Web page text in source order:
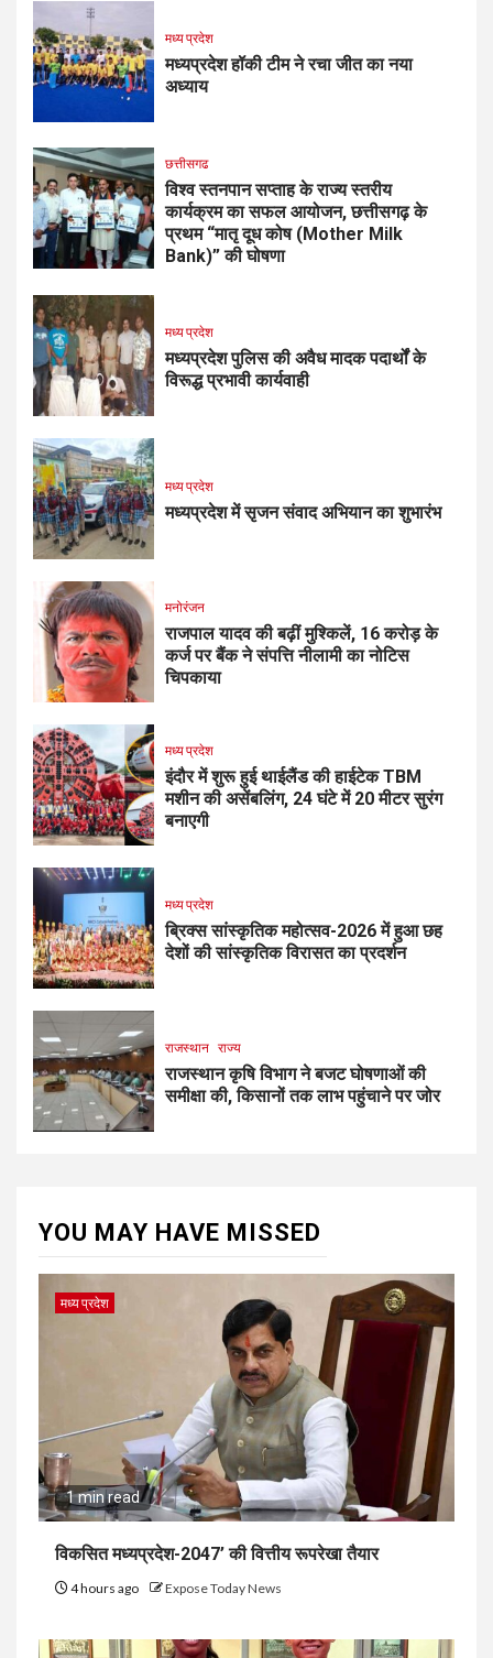
मध्य प्रदेश
मध्यप्रदेश हॉकी टीम ने रचा जीत का नया
अध्याय
छत्तीसगढ
विश्व स्तनपान सप्ताह के राज्य स्तरीय
कार्यक्रम का सफल आयोजन, छत्तीसगढ़ के
प्रथम “मातृ दूध कोष (Mother Milk
Bank)” की घोषणा
मध्य प्रदेश
मध्यप्रदेश पुलिस की अवैध मादक पदार्थों के
विरूद्ध प्रभावी कार्यवाही
मध्य प्रदेश
मध्यप्रदेश में सृजन संवाद अभियान का शुभारंभ
मनोरंजन
राजपाल यादव की बढ़ीं मुश्किलें, ₹16 करोड़ के
कर्ज पर बैंक ने संपत्ति नीलामी का नोटिस
चिपकाया
मध्य प्रदेश
इंदौर में शुरू हुई थाईलैंड की हाईटेक TBM
मशीन की असेंबलिंग, 24 घंटे में 20 मीटर सुरंग
बनाएगी
मध्य प्रदेश
ब्रिक्स सांस्कृतिक महोत्सव-2026 में हुआ छह
देशों की सांस्कृतिक विरासत का प्रदर्शन
राजस्थान राज्य
राजस्थान कृषि विभाग ने बजट घोषणाओं की
समीक्षा की, किसानों तक लाभ पहुंचाने पर जोर
YOU MAY HAVE MISSED
मध्य प्रदेश
1 min read
विकसित मध्यप्रदेश-2047’ की वित्तीय रूपरेखा तैयार
4 hours ago Expose Today News